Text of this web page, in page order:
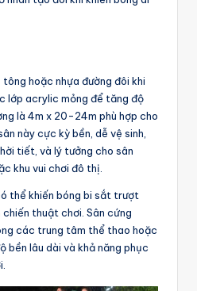
hoặc nhựa đường đôi khi
lớp acrylic mỏng để tăng độ
là 4m x 20-24m phù hợp cho
này cực kỳ bền, dễ vệ sinh,
tiết, và lý tưởng cho sân
khu vui chơi đô thị.
thể khiến bóng bi sắt trượt
chiến thuật chơi. Sân cứng
các trung tâm thể thao hoặc
bền lâu dài và khả năng phục